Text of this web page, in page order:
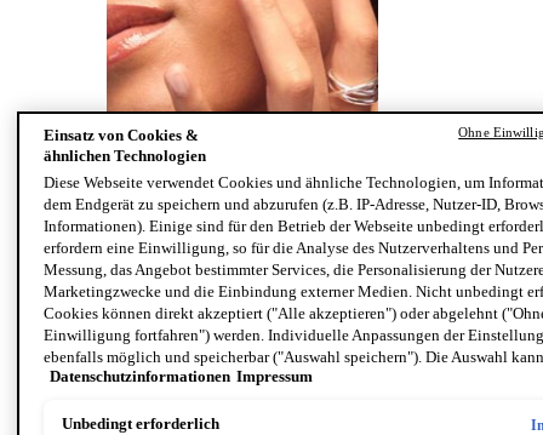
Make-up Tutorial: In drei Schritten zum perfekten
Einsatz von Cookies &
ähnlichen Technologien
Diese Webseite verwendet Cookies und ähnliche Technologien, um
dem Endgerät zu speichern und abzurufen (z.B. IP-Adresse, Nutzer-ID,
Informationen). Einige sind für den Betrieb der Webseite unbedingt
erfordern eine Einwilligung, so für die Analyse des Nutzerverhaltens und
Messung, das Angebot bestimmter Services, die Personalisierung der
Marketingzwecke und die Einbindung externer Medien. Nicht unbedingt
Cookies können direkt akzeptiert ("Alle akzeptieren") oder abgelehnt
Einwilligung fortfahren") werden. Individuelle Anpassungen der
ebenfalls möglich und speicherbar ("Auswahl speichern"). Die Auswahl
unter dem Link "Cookie-Einstellungen" angepasst werden. Für weitere
Datenschutzinformationen Impressum
Unbedingt erforderlich
Ohne